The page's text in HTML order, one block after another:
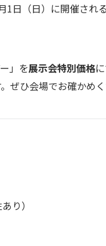
1日（日）に開催され
」を展示会特別価格
ぜひ会場でお確かめく
り）